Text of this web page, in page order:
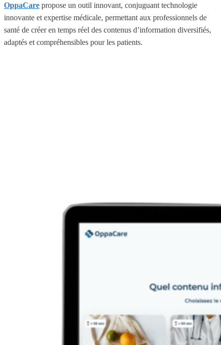
OppaCare propose un outil innovant, conjuguant technologie
innovante et expertise médicale, permettant aux professionnels de
santé de créer en temps réel des contenus d’information diversifiés,
adaptés et compréhensibles pour les patients.